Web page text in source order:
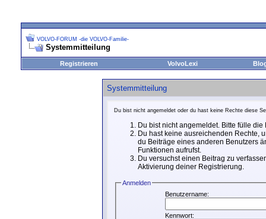
VOLVO-FORUM -die VOLVO-Familie-
Systemmitteilung
Registrieren VolvoLexi
Systemmitteilung
Du bist nicht angemeldet oder du hast keine Rechte diese
Du bist nicht angemeldet. Bitte fülle
Du hast keine ausreichenden Rechte,
du Beiträge eines anderen Benutzers
Funktionen aufrufst.
Du versuchst einen Beitrag zu
Aktivierung deiner Registrierung.
Anmelden
Benutzername:
Kennwort: